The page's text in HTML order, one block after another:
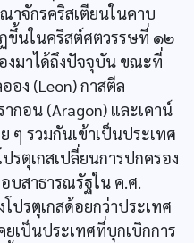
าจักรคริสเตียนในคาบ
ขึ้นในคริสต์ศตวรรษที่ ๑๒
งมาได้ถึงปัจจุบัน ขณะที่
อง (Leon) กาสตีล
ากอน (Aragon) และเคาน์
ๆ รวมกันเข้าเป็นประเทศ
รตุเกสเปลี่ยนการปกครอง
บสาธารณรัฐใน ค.ศ.
ปรตุเกสด้อยกว่าประเทศ
เป็นประเทศที่บุกเบิกการ